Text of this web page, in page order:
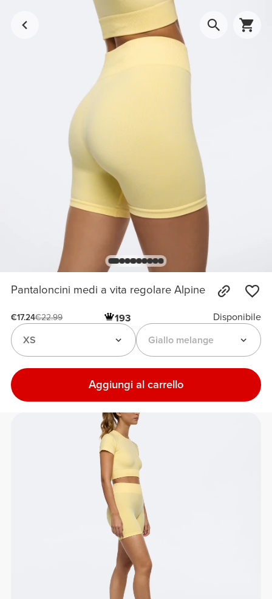
Pantaloncini medi a vita regolare Alpine
€17.24€22.99 193
Disponibile
Giallo melange
XS
Aggiungi al carrello